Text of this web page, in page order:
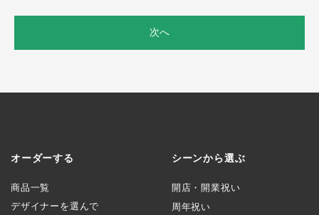
次へ
オーダーする
商品一覧
デザイナーを選んで
シーンから選ぶ
開店・開業祝い
周年祝い